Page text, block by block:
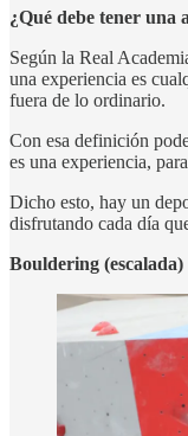
¿Qué debe tener una
Según la Real
una experiencia es
fuera de lo ordinario.
Con esa definición
es una experiencia,
Dicho esto, hay un
disfrutando cada día
Bouldering (escalada)